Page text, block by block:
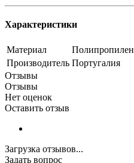
Характеристики
Материал
Полипропилен
Производитель Португалия
Отзывы
Отзывы
Нет оценок
Оставить отзыв
Загрузка отзывов...
Задать вопрос